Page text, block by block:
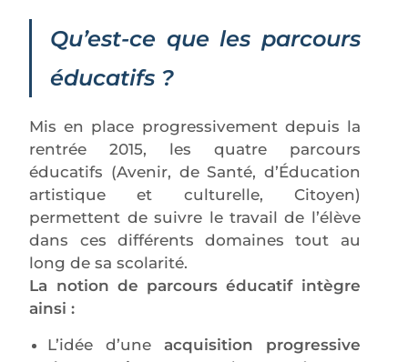
Qu’est-ce que les parcours
éducatifs ?
Mis en place progressivement depuis la
rentrée 2015, les quatre parcours
éducatifs (Avenir, de Santé, d’Éducation
artistique et culturelle, Citoyen)
permettent de suivre le travail de l’élève
dans ces différents domaines tout au
long de sa scolarité.
La notion de parcours éducatif intègre
ainsi :
L’idée d’une acquisition progressive